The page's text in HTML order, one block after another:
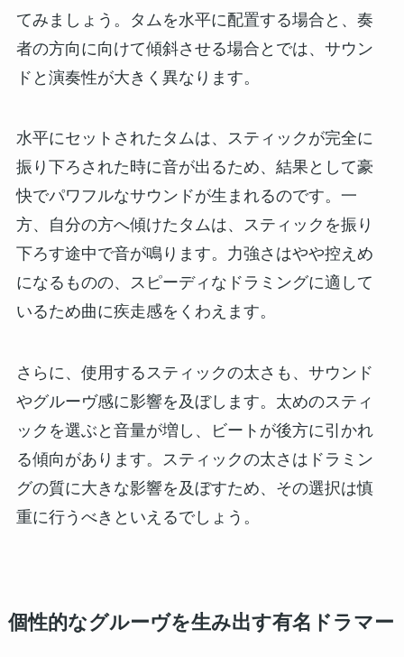
てみましょう。タムを水平に配置する場合と、奏
者の方向に向けて傾斜させる場合とでは、サウン
ドと演奏性が大きく異なります。
水平にセットされたタムは、スティックが完全に
振り下ろされた時に音が出るため、結果として豪
快でパワフルなサウンドが生まれるのです。一
方、自分の方へ傾けたタムは、スティックを振り
下ろす途中で音が鳴ります。力強さはやや控えめ
になるものの、スピーディなドラミングに適して
いるため曲に疾走感をくわえます。
さらに、使用するスティックの太さも、サウンド
やグルーヴ感に影響を及ぼします。太めのスティ
ックを選ぶと音量が増し、ビートが後方に引かれ
る傾向があります。スティックの太さはドラミン
グの質に大きな影響を及ぼすため、その選択は慎
重に行うべきといえるでしょう。
個性的なグルーヴを生み出す有名ドラマー